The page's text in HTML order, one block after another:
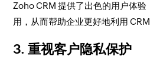
Zoho CRM 提供了出色的用户体
用，从而帮助企业更好地利用 CRM
3.重视客户隐私保护